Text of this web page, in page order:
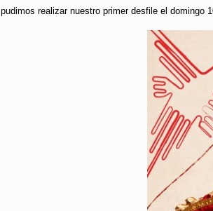
pudimos realizar nuestro primer desfile el domingo